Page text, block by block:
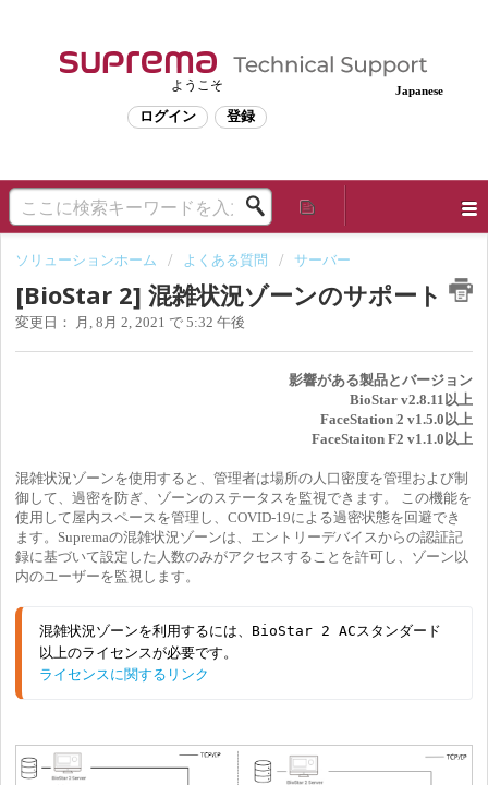
Japanese
ようこそ
ログイン 登録
ソリューションホーム よくある質問 サーバー
[BioStar 2] 混雑状況ゾーンのサポート
変更日： 月, 8月 2, 2021 で 5:32 午後
影響がある製品とバージョン
BioStar v2.8.11以上
FaceStation 2 v1.5.0以上
FaceStaiton F2 v1.1.0以上
混雑状況ゾーンを使用すると、管理者は場所の人口密度を管理および制
御して、過密を防ぎ、ゾーンのステータスを監視できます。 この機能を
使用して屋内スペースを管理し、COVID-19による過密状態を回避でき
ます。Supremaの混雑状況ゾーンは、エントリーデバイスからの認証記
録に基づいて設定した人数のみがアクセスすることを許可し、ゾーン以
内のユーザーを監視します。
混雑状況ゾーンを利用するには、BioStar 2 ACスタンダード
以上のライセンスが必要です。
ライセンスに関するリンク